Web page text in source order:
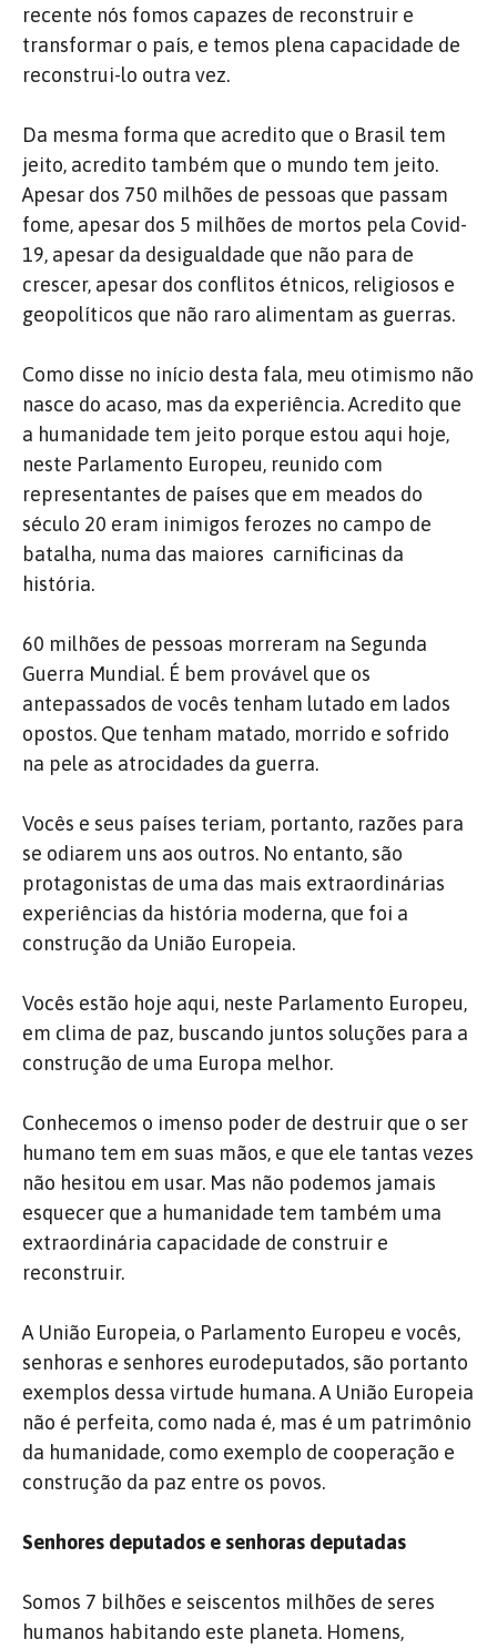
recente nós fomos capazes de reconstruir e
transformar o país, e temos plena capacidade de
reconstrui-lo outra vez.
Da mesma forma que acredito que o Brasil tem
jeito, acredito também que o mundo tem jeito.
Apesar dos 750 milhões de pessoas que passam
fome, apesar dos 5 milhões de mortos pela Covid-
19, apesar da desigualdade que não para de
crescer, apesar dos conflitos étnicos, religiosos e
geopolíticos que não raro alimentam as guerras.
Como disse no início desta fala, meu otimismo não
nasce do acaso, mas da experiência. Acredito que
a humanidade tem jeito porque estou aqui hoje,
neste Parlamento Europeu, reunido com
representantes de países que em meados do
século 20 eram inimigos ferozes no campo de
batalha, numa das maiores carnificinas da
história.
60 milhões de pessoas morreram na Segunda
Guerra Mundial. É bem provável que os
antepassados de vocês tenham lutado em lados
opostos. Que tenham matado, morrido e sofrido
na pele as atrocidades da guerra.
Vocês e seus países teriam, portanto, razões para
se odiarem uns aos outros. No entanto, são
protagonistas de uma das mais extraordinárias
experiências da história moderna, que foi a
construção da União Europeia.
Vocês estão hoje aqui, neste Parlamento Europeu,
em clima de paz, buscando juntos soluções para a
construção de uma Europa melhor.
Conhecemos o imenso poder de destruir que o ser
humano tem em suas mãos, e que ele tantas vezes
não hesitou em usar. Mas não podemos jamais
esquecer que a humanidade tem também uma
extraordinária capacidade de construir e
reconstruir.
A União Europeia, o Parlamento Europeu e vocês,
senhoras e senhores eurodeputados, são portanto
exemplos dessa virtude humana. A União Europeia
não é perfeita, como nada é, mas é um patrimônio
da humanidade, como exemplo de cooperação e
construção da paz entre os povos.
Senhores deputados e senhoras deputadas
Somos 7 bilhões e seiscentos milhões de seres
humanos habitando este planeta. Homens,